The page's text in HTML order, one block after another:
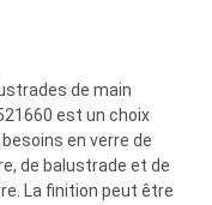
de main
est un choix
en verre de
de balustrade et de
La finition peut être